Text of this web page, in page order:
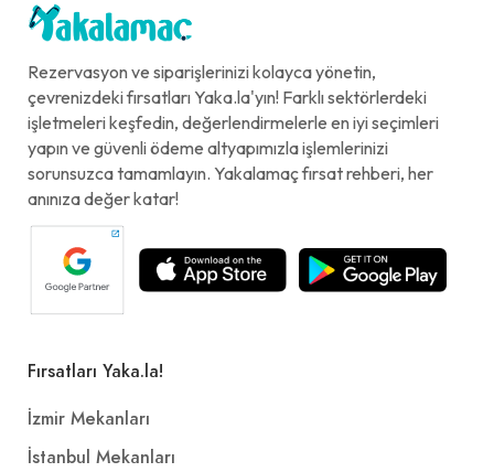
Rezervasyon ve siparişlerinizi kolayca yönetin,
çevrenizdeki fırsatları Yaka.la'yın! Farklı sektörlerdeki
işletmeleri keşfedin, değerlendirmelerle en iyi seçimleri
yapın ve güvenli ödeme altyapımızla işlemlerinizi
sorunsuzca tamamlayın. Yakalamaç fırsat rehberi, her
anınıza değer katar!
Fırsatları Yaka.la!
İzmir Mekanları
İstanbul Mekanları